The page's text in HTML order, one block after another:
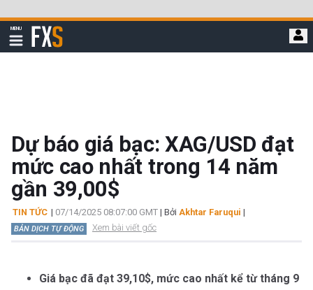
qua
đi
MENU
Hiển
thị
FXStreet
Dự báo giá bạc: XAG/USD đạt
mức cao nhất trong 14 năm
gần 39,00$
TIN TỨC | 07/14/2025 08:07:00 GMT | Bởi Akhtar Faruqui |
BẢN DỊCH TỰ ĐỘNG Xem bài viết gốc
Giá bạc đã đạt 39,10$, mức cao nhất kể từ tháng 9